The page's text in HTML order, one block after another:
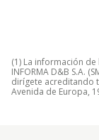
(1) La información
INFORMA D&B S.A.
dirígete acreditando
Avenida de Europa,